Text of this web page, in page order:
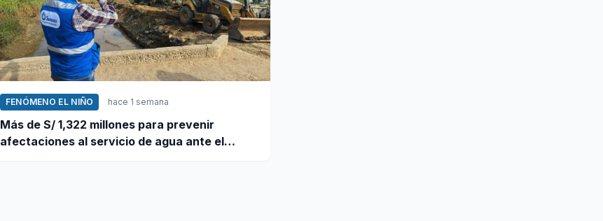
FENÓMENO EL NIÑO hace 1 semana
Más de S/ 1,322 millones para prevenir
afectaciones al servicio de agua ante el